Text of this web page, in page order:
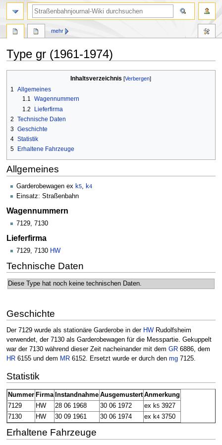
Type gr (1961-1974)
springen
springen
Inhaltsverzeichnis
1 Allgemeines
1.1 Wagennummern
1.2
Lieferfirma
2 Technische Daten
3 Geschichte
4 Statistik
5
Erhaltene Fahrzeuge
Allgemeines
Garderobewagen ex k5, k4
Einsatz: Straßenbahn
Wagennummern
7129, 7130
Lieferfirma
7129, 7130 HW
Technische Daten
Diese Type hat noch keine technischen Daten.
Geschichte
Der 7129 wurde als stationäre Garderobe in der HWRudolfsheim
verwendet, der 7130 als Garderobewagen für die Messpartie. Gekuppelt
war der 7130 während dieser Zeit nacheinander mit dem GR6886, dem
HR6155 und dem MR6152. Ersetzt wurde er durch den mg7125.
Statistik
Nummer Firma Instandnahme Ausgemustert Anmerkung
7129
HW 28 06 1968 30 06 1972 ex k53927
7130
HW 30 09 1961 30 06 1974 ex k43750
Erhaltene Fahrzeuge
mehr
Suche